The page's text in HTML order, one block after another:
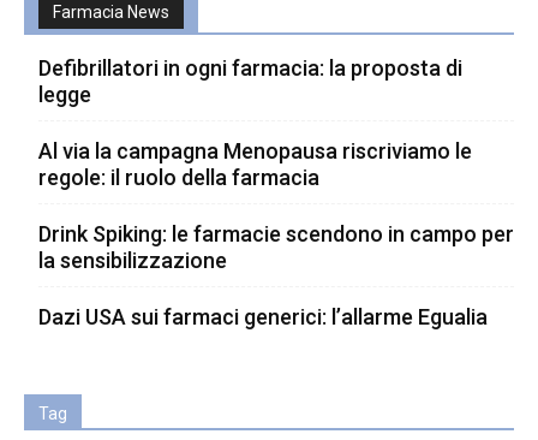
Farmacia News
Defibrillatori in ogni farmacia: la proposta di
legge
Al via la campagna Menopausa riscriviamo le
regole: il ruolo della farmacia
Drink Spiking: le farmacie scendono in campo per
la sensibilizzazione
Dazi USA sui farmaci generici: l’allarme Egualia
Tag